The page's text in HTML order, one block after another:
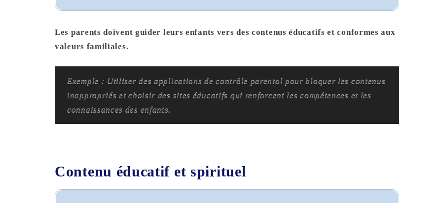
Les parents doivent guider leurs enfants vers des contenus éducatifs et conformes aux
valeurs familiales.
Exemple : Utiliser des applications de contrôle parental pour bloquer les contenus
inappropriés et choisir des sites éducatifs qui renforcent les compétences et les
connaissances des enfants.
Contenu éducatif et spirituel